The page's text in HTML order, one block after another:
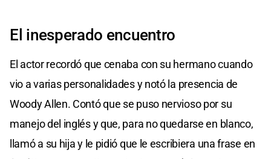
El inesperado encuentro
El actor recordó que cenaba con su hermano cuando
vio a varias personalidades y notó la presencia de
Woody Allen. Contó que se puso nervioso por su
manejo del inglés y que, para no quedarse en blanco,
llamó a su hija y le pidió que le escribiera una frase en